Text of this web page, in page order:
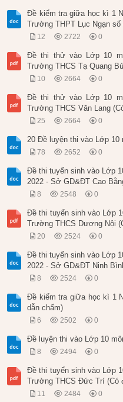
Đề kiểm tra giữa học kì 1
Trường THPT Lục Ngạn
12 2722 0
Đề thi thử vào Lớp 10
Trường THCS Tạ Quang
10 2664 0
Đề thi thử vào Lớp 10
Trường THCS Văn Lang
25 2664 0
20 Đề luyện thi vào Lớp 10
78 2652 0
Đề thi tuyển sinh vào Lớp
2022 - Sở GD&ĐT Cao
8 2548 0
Đề thi tuyển sinh vào Lớp
Trường THCS Dương Nội
20 2524 0
Đề thi tuyển sinh vào Lớp
2022 - Sở GD&ĐT Ninh
8 2524 0
Đề kiểm tra giữa học kì 1
dẫn chấm)
6 2502 0
Đề luyện thi vào Lớp 10
8 2494 0
Đề thi tuyển sinh vào Lớp
Trường THCS Đức Trí (Có
11 2484 0